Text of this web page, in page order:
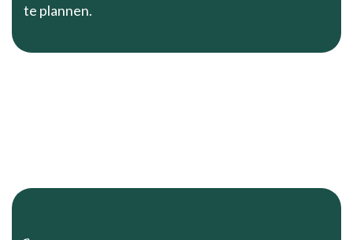
te plannen.
Footer